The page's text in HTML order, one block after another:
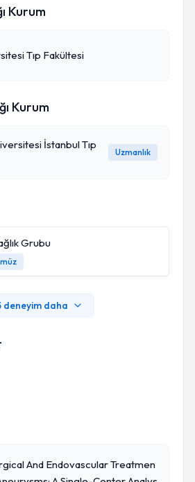
Kurum
Tıp Fakültesi
Kurum
İstanbul Tıp
Uzmanlık
Grubu
deneyim daha
And Endovascular Treatmen